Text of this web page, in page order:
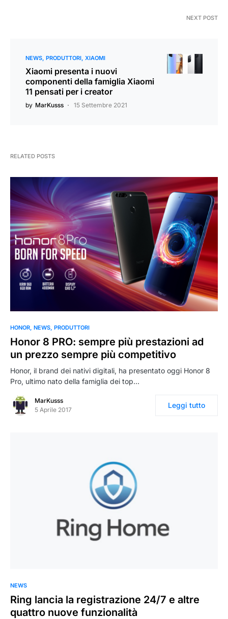
NEXT POST
NEWS PRODUTTORI XIAOMI
Xiaomi presenta i nuovi
componenti della famiglia Xiaomi
11 pensati per i creator
by MarKusss 15 Settembre 2021
RELATED POSTS
HONOR NEWS PRODUTTORI
Honor 8 PRO: sempre più prestazioni ad
un prezzo sempre più competitivo
Honor, il brand dei nativi digitali, ha presentato oggi Honor 8
Pro, ultimo nato della famiglia dei top…
MarKusss
5 Aprile 2017
Leggi tutto
NEWS
Ring lancia la registrazione 24/7 e altre
quattro nuove funzionalità